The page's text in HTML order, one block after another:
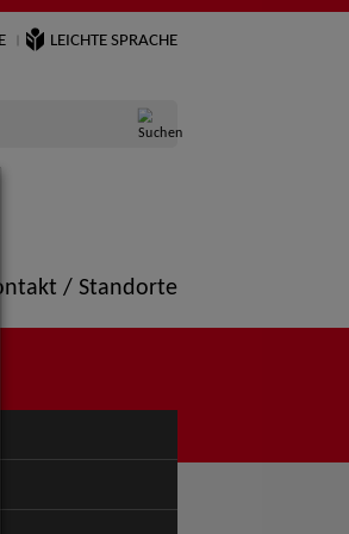
LEICHTE SPRACHE
/ Standorte